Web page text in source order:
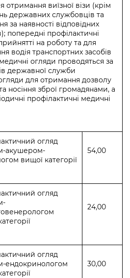
отримання виїзної візи (крім
державних службовців та
за наявності відповідних
попередні профілактичні
на роботу та для
водія транспортних засобів
огляди проводяться за
державної служби
для отримання дозволу
носіння зброї громадянами, а
профілактичні медичні
огляд
акушером-
вищої категорії
54,00
огляд
24,00
огляд
ендокринологом
30,00